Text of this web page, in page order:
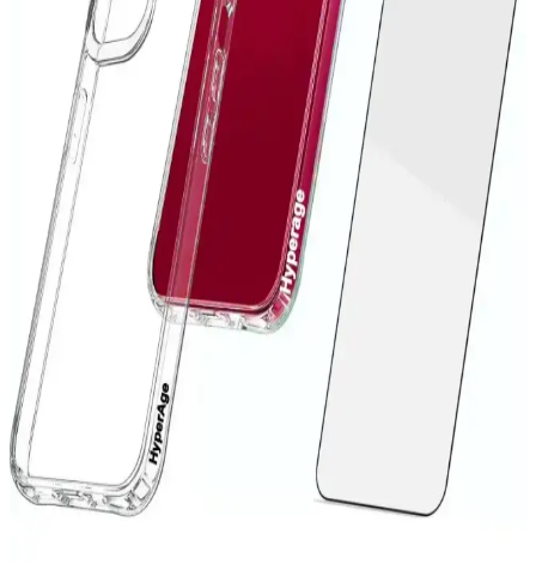
iPhone 14 Pro Max kılıflarında oluşan lekeleri önlemek ve
temizlemek için doğru yöntemler ve bakım ipuçlarıyla cihazınızın
estetiğini koruyun.
Xiaomi Redmi 10 için Çok Katmanlı Tam Koruma
Kılıfı İncelemesi ve Kullanıcı Yorumları
Xiaomi Redmi 10 için tasarlanmış çok katmanlı silikon kılıf, tam
koruma, şık tasarım ve kullanım kolaylığı sunar. Dayanıklı yapısı ve
estetik detaylarıyla cihazınızı güvenle koruyun.
Microsonic S23 Şeffaf Kılıf: Koruyucu ve Estetik
Tasarım Özellikleri
Microsonic S23 şeffaf kılıf, dayanıklı malzemesi ve şık tasarımıyla
Samsung Galaxy S23'ü tam koruma altına alır, kullanımı kolay ve
estetik bir seçenektir.
Xiaomi Redmi 9C İçin Şık ve Koruyucu Silikon Kılıf
Tasarımı ve Özellikleri
Xiaomi Redmi 9C modeliyle uyumlu, şık ve dayanıklı silikon kılıf,
suya dayanıklı, kolay temizlenebilir ve pratik kullanımlı